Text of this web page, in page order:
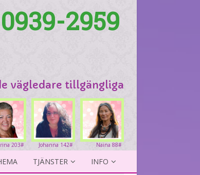
0939-2959
vägledare tillgängliga
Naina 88#
Johanna 142#
203#
TJÄNSTER INFO